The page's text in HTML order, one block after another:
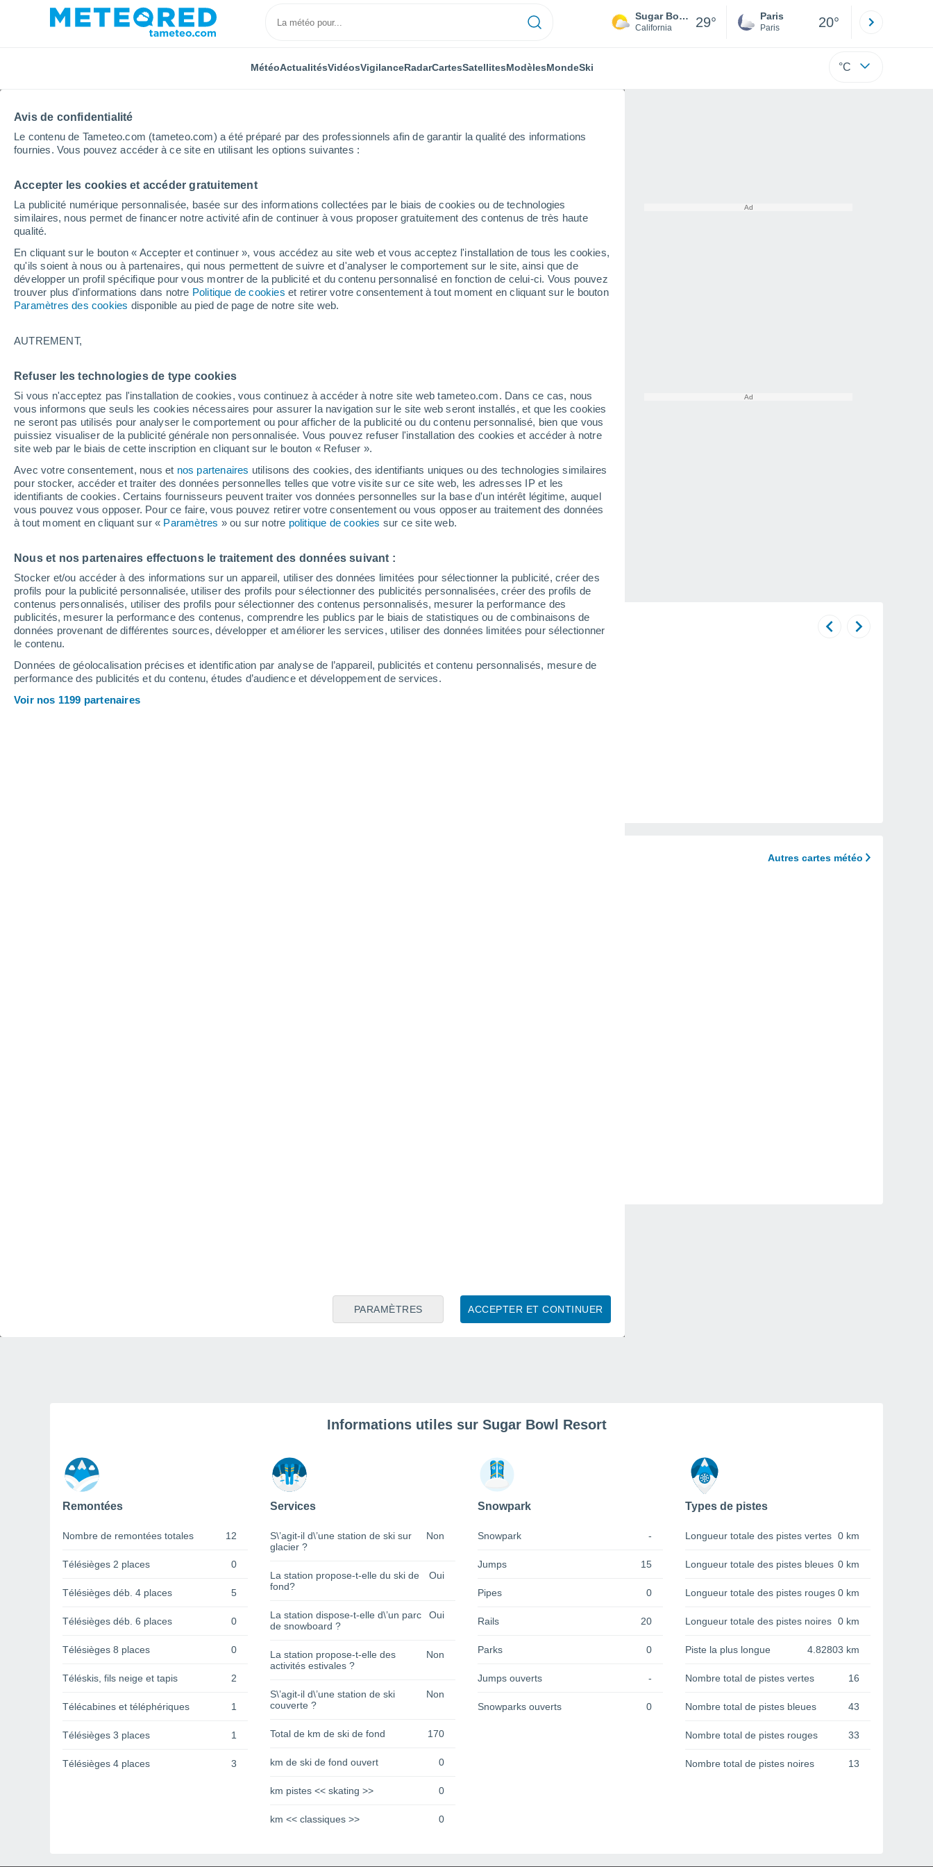
Avis de confidentialité
Le contenu de Tameteo.com (tameteo.com) a été préparé par des professionnels afin de garantir la qualité des informations
fournies. Vous pouvez accéder à ce site en utilisant les options suivantes :
Accepter les cookies et accéder gratuitement
La publicité numérique personnalisée, basée sur des informations collectées par le biais de cookies ou de technologies
similaires, nous permet de financer notre activité afin de continuer à vous proposer gratuitement des contenus de très haute
qualité.
En cliquant sur le bouton « Accepter et continuer », vous accédez au site web et vous acceptez l'installation de tous les cookies,
qu'ils soient à nous ou à partenaires, qui nous permettent de suivre et d'analyser le comportement sur le site, ainsi que de
développer un profil spécifique pour vous montrer de la publicité et du contenu personnalisé en fonction de celui-ci. Vous pouvez
trouver plus d'informations dans notre Politique de cookies et retirer votre consentement à tout moment en cliquant sur le bouton
Paramètres des cookies disponible au pied de page de notre site web.
AUTREMENT,
Refuser les technologies de type cookies
Si vous n'acceptez pas l'installation de cookies, vous continuez à accéder à notre site web tameteo.com. Dans ce cas, nous
vous informons que seuls les cookies nécessaires pour assurer la navigation sur le site web seront installés, et que les cookies
ne seront pas utilisés pour analyser le comportement ou pour afficher de la publicité ou du contenu personnalisé, bien que vous
puissiez visualiser de la publicité générale non personnalisée. Vous pouvez refuser l'installation des cookies et accéder à notre
site web par le biais de cette inscription en cliquant sur le bouton « Refuser ».
Avec votre consentement, nous et nos partenaires utilisons des cookies, des identifiants uniques ou des technologies similaires
pour stocker, accéder et traiter des données personnelles telles que votre visite sur ce site web, les adresses IP et les
identifiants de cookies. Certains fournisseurs peuvent traiter vos données personnelles sur la base d'un intérêt légitime, auquel
vous pouvez vous opposer. Pour ce faire, vous pouvez retirer votre consentement ou vous opposer au traitement des données
à tout moment en cliquant sur « Paramètres » ou sur notre politique de cookies sur ce site web.
Nous et nos partenaires effectuons le traitement des données suivant :
Stocker et/ou accéder à des informations sur un appareil, utiliser des données limitées pour sélectionner la publicité, créer des
profils pour la publicité personnalisée, utiliser des profils pour sélectionner des publicités personnalisées, créer des profils de
contenus personnalisés, utiliser des profils pour sélectionner des contenus personnalisés, mesurer la performance des
publicités, mesurer la performance des contenus, comprendre les publics par le biais de statistiques ou de combinaisons de
données provenant de différentes sources, développer et améliorer les services, utiliser des données limitées pour sélectionner
le contenu.
Données de géolocalisation précises et identification par analyse de l’appareil, publicités et contenu personnalisés, mesure de
performance des publicités et du contenu, études d’audience et développement de services.
Voir nos 1199 partenaires
ACCEPTER ET CONTINUER
PARAMÈTRES
Sugar Bowl Resort
California 29° Paris
Paris 20°
MétéoActualitésVidéosVigilanceRadarCartesSatellitesModèlesMondeSki °C
Accueil États-Unis Californie Sugar Bowl Resort
Fermée
Sugar Bowl Resort
Ouverture
Il manque 118 jours
Fermeture
Aujourd´hui
7 Août
Demain
8 Août
Dimanche
9 Août
Bulletin enneigement pour aujourd'hui
Pistes par niveau de difficulté 16 43 33 13
Kilomètres skiables 0 / 0
Pistes ouvertes 0 / 105
Remontées 0 / 12
État de la neige
Epaisseur de neige au sommet -
Tyoe de neige à la base
Tyoe de neige au sommet
Webcams - Sugar Bowl Resort
Autres cartes météo
Informations utiles sur Sugar Bowl Resort
Remontées
Nombre de remontées totales 12
Télésièges 2 places 0
Télésièges déb. 4 places 5
Télésièges déb. 6 places 0
Télésièges 8 places 0
Téléskis, fils neige et tapis 2
Télécabines et téléphériques 1
Télésièges 3 places 1
Télésièges 4 places 3
Services
S\’agit-il d\’une station de ski sur
glacier ?
Non
La station propose-t-elle du ski de
fond?
Oui
La station dispose-t-elle d\’un parc
de snowboard ?
Oui
La station propose-t-elle des
activités estivales ?
Non
S\’agit-il d\’une station de ski
couverte ?
Non
Total de km de ski de fond 170
km de ski de fond ouvert 0
km pistes << skating >> 0
km << classiques >> 0
Snowpark
Snowpark -
Jumps 15
Pipes 0
Rails 20
Parks 0
Jumps ouverts -
Snowparks ouverts 0
Types de pistes
Longueur totale des pistes vertes 0 km
Longueur totale des pistes bleues 0 km
Longueur totale des pistes rouges 0 km
Longueur totale des pistes noires 0 km
Piste la plus longue 4.82803 km
Nombre total de pistes vertes 16
Nombre total de pistes bleues 43
Nombre total de pistes rouges 33
Nombre total de pistes noires 13